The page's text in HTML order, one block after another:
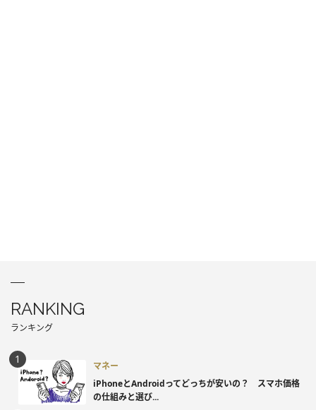
RANKING
ランキング
マネー
iPhoneとAndroidってどっちが安いの？ スマホ価格
の仕組みと選び...